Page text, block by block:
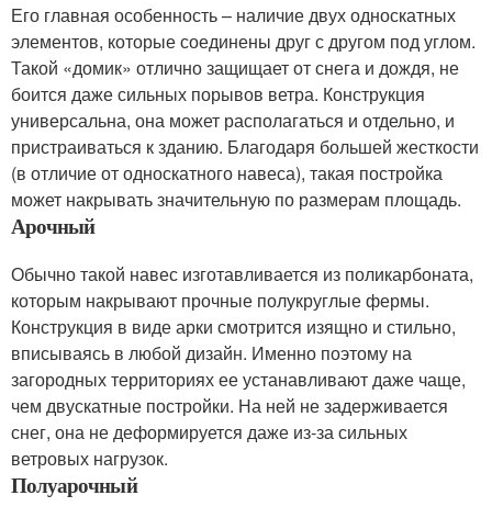
Его главная особенность – наличие двух односкатных
элементов, которые соединены друг с другом под углом.
Такой «домик» отлично защищает от снега и дождя, не
боится даже сильных порывов ветра. Конструкция
универсальна, она может располагаться и отдельно, и
пристраиваться к зданию. Благодаря большей жесткости
(в отличие от односкатного навеса), такая постройка
может накрывать значительную по размерам площадь.
Арочный
Обычно такой навес изготавливается из поликарбоната,
которым накрывают прочные полукруглые фермы.
Конструкция в виде арки смотрится изящно и стильно,
вписываясь в любой дизайн. Именно поэтому на
загородных территориях ее устанавливают даже чаще,
чем двускатные постройки. На ней не задерживается
снег, она не деформируется даже из-за сильных
ветровых нагрузок.
Полуарочный